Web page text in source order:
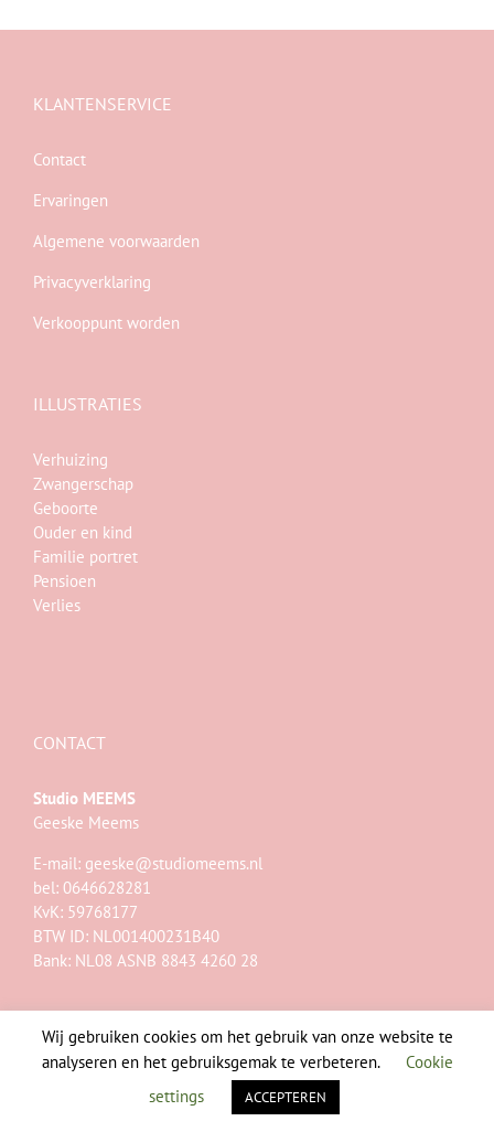
KLANTENSERVICE
Contact
Ervaringen
Algemene voorwaarden
Privacyverklaring
Verkooppunt worden
ILLUSTRATIES
Verhuizing
Zwangerschap
Geboorte
Ouder en kind
Familie portret
Pensioen
Verlies
CONTACT
Studio MEEMS
Geeske Meems
E-mail: geeske@studiomeems.nl
bel: 0646628281
KvK: 59768177
BTW ID: NL001400231B40
Bank: NL08 ASNB 8843 4260 28
@ 2023 Studio MEEMS
Wij gebruiken cookies om het gebruik van onze website te
analyseren en het gebruiksgemak te verbeteren.
Cookie
settings
ACCEPTEREN